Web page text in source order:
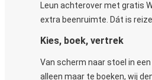
Leun achterover met gratis
extra beenruimte. Dát is
Kies, boek, vertrek
Van scherm naar stoel in
alleen maar te boeken, wij